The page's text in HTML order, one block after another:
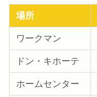
場所
ワークマン
ドン・キホーテ
ホームセンター